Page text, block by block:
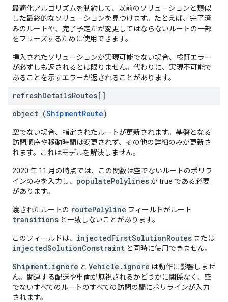
最適化アルゴリズムを制約して、以前のソリューションと類似
した最終的なソリューションを見つけます。たとえば、完了済
みのルートや、完了予定だが変更してはならないルートの一部
をフリーズするために使用できます。
挿入されたソリューションが実現可能でない場合、検証エラー
が必ずしも返されるとは限りません。代わりに、実現不可能で
あることを示すエラーが返されることがあります。
refreshDetailsRoutes[]
object (ShipmentRoute)
空でない場合、指定されたルートが更新されます。基盤となる
訪問順序や移動時間は変更されず、その他の詳細のみが更新さ
れます。これはモデルを解決しません。
2020 年 11 月の時点では、この関数は空でないルートのポリラ
インのみを入力し、 populatePolylinesが true である必要
があります。
渡されたルートの routePolyline フィールドがルート
transitions と一致しないことがあります。
このフィールドは、 injectedFirstSolutionRoutes または
injectedSolutionConstraint と同時に使用できません。
Shipment.ignore と Vehicle.ignore は動作に影響しませ
ん。関連する配送や車両が無視されるかどうかに関係なく、空
でないすべてのルートのすべての訪問の間にポリラインが入力
されます。